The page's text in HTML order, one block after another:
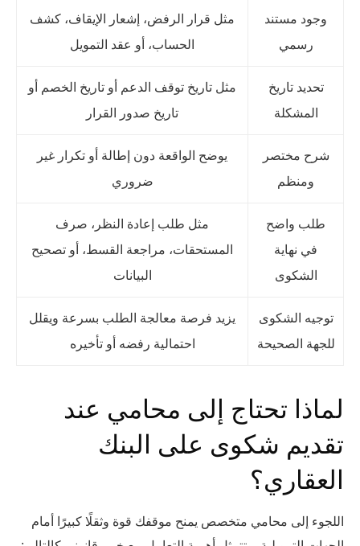
وجود مستند
رسمي
مثل قرار الرفض، إشعار الإيقاف، كشف
الحساب، أو عقد التمويل
تحديد تاريخ
المشكلة
مثل تاريخ توقف الدعم أو تاريخ الخصم أو
تاريخ صدور القرار
شرح مختصر
ومنظم
يوضح الواقعة دون إطالة أو تكرار غير
ضروري
طلب واضح
في نهاية
الشكوى
مثل طلب إعادة النظر، صرف
المستحقات، مراجعة القسط، أو تصحيح
البيانات
توجيه الشكوى
للجهة الصحيحة
يزيد فرصة معالجة الطلب بسرعة ويقلل
احتمالية رفضه أو تأخيره
لماذا تحتاج إلى محامي عند
تقديم شكوى على البنك
العقاري؟
اللجوء إلى محامي متخصص يمنح موقفك قوة وثقلًا كبيرًا أمام